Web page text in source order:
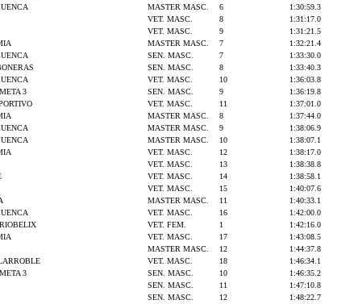
MASTER MASC. 6 1:30:59.3
VET. MASC. 8 1:31:17.0
VET. MASC. 9 1:31:21.5
MASTER MASC. 7 1:32:21.4
SEN. MASC. 7 1:33:30.0
SEN. MASC. 8 1:33:40.3
VET. MASC. 10 1:36:03.8
3 SEN. MASC. 9 1:36:19.8
VET. MASC. 11 1:37:01.0
MASTER MASC. 8 1:37:44.0
MASTER MASC. 9 1:38:06.9
MASTER MASC. 10 1:38:07.1
VET. MASC. 12 1:38:17.0
VET. MASC. 13 1:38:38.8
VET. MASC. 14 1:38:58.1
VET. MASC. 15 1:40:07.6
MASTER MASC. 11 1:40:33.1
VET. MASC. 16 1:42:00.0
VET. FEM. 1 1:42:16.0
VET. MASC. 17 1:43:08.5
MASTER MASC. 12 1:44:37.8
VET. MASC. 18 1:46:34.1
3 SEN. MASC. 10 1:46:35.2
SEN. MASC. 11 1:47:10.8
SEN. MASC. 12 1:48:22.7